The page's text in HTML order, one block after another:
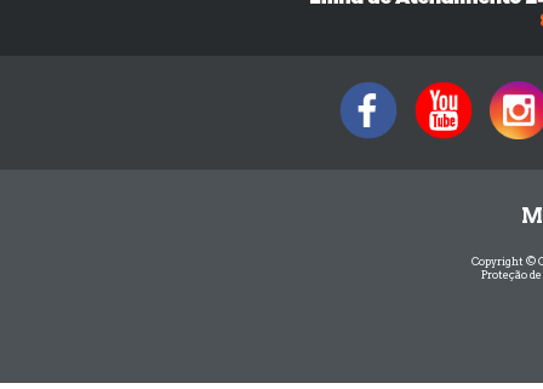
Copyright ©
Proteção